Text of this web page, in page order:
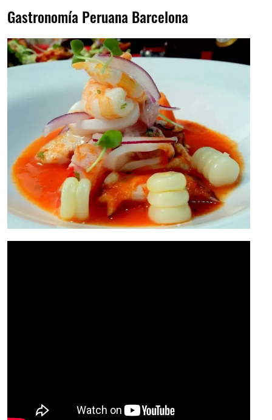
Gastronomía Peruana Barcelona